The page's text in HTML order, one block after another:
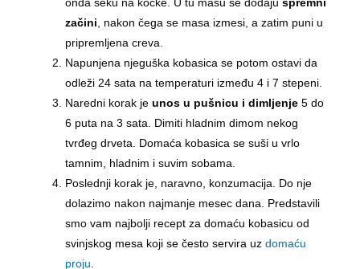
onda seku na kocke. U tu masu se dodajuspremni
začini , nakon čega se masa izmesi, a zatim puni u
pripremljena creva.
Napunjena njeguška kobasica se potom ostavi da
odleži 24 sata na temperaturi između 4 i 7 stepeni.
Naredni korak jeunos u pušnicu i dimljenje 5 do
6 puta na 3 sata. Dimiti hladnim dimom nekog
tvrđeg drveta. Domaća kobasica se suši u vrlo
tamnim, hladnim i suvim sobama.
Poslednji korak je, naravno, konzumacija. Do nje
dolazimo nakon najmanje mesec dana. Predstavili
smo vam najbolji recept za domaću kobasicu od
svinjskog mesa koji se često servira uzdomaću
proju